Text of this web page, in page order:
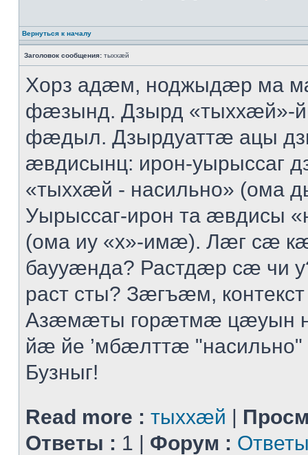
Вернуться к началу
Заголовок сообщения: тыххӕй
Хорз адӕм, ноджыдӕр ма
фӕзынд. Дзырд «тыххӕй»-
фӕдыл. Дзырдуаттӕ ацы
ӕвдисынц: ирон-уырыссаг
«тыххӕй - насильно» (ома
Уырыссаг-ирон та ӕвдисы
(ома иу «х»-имӕ). Лӕг сӕ
баууӕнда? Растдӕр сӕ чи
раст сты? Зӕгъӕм,
Азӕмӕты горӕтмӕ
йӕ йе ’мбӕлттӕ "насильно"
Бузныг!
Read more : тыххӕй |
Ответы : 1 | Форум :